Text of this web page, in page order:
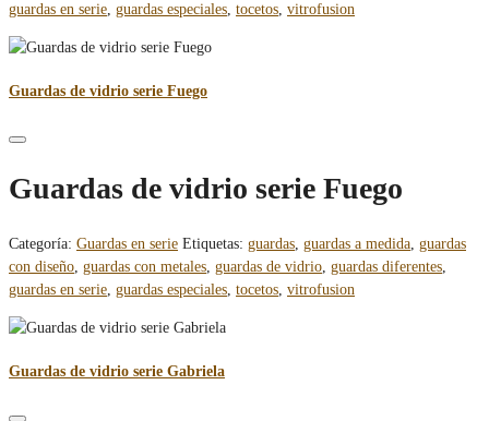
guardas en serie, guardas especiales, tocetos, vitrofusion
Guardas de vidrio serie Fuego
Guardas de vidrio serie Fuego
Categoría: Guardas en serie Etiquetas: guardas, guardas a medida, guardas
con diseño, guardas con metales, guardas de vidrio, guardas diferentes,
guardas en serie, guardas especiales, tocetos, vitrofusion
Guardas de vidrio serie Gabriela